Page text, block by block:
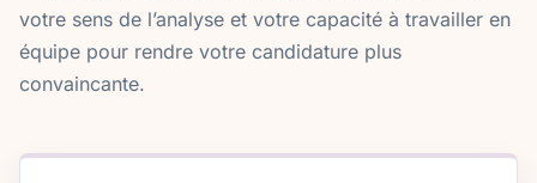
votre sens de l’analyse et votre capacité à travailler en
équipe pour rendre votre candidature plus
convaincante.